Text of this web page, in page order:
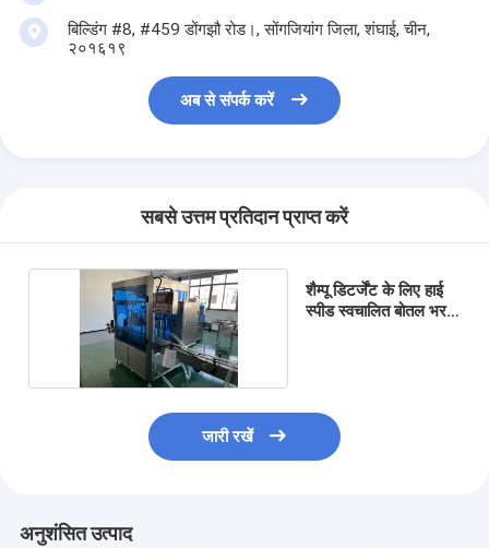
बिल्डिंग #8, #459 डोंगझौ रोड।, सोंगजियांग जिला, शंघाई, चीन,
२०१६१९
अब से संपर्क करें
सबसे उत्तम प्रतिदान प्राप्त करें
शैम्पू डिटर्जेंट के लिए हाई
स्पीड स्वचालित बोतल भरने
जारी रखें
अनुशंसित उत्पाद